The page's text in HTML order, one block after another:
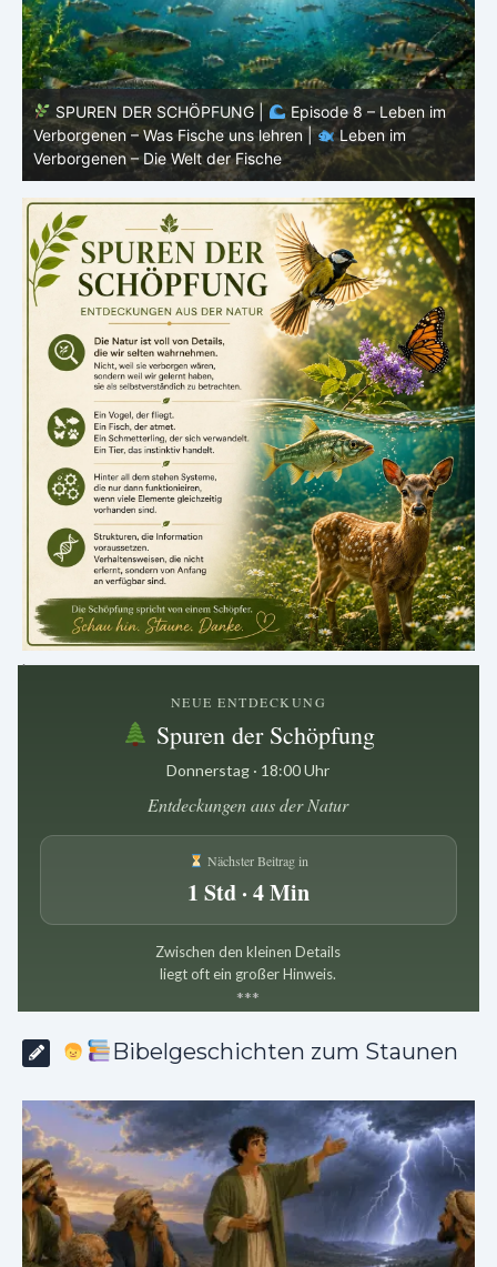
SPUREN DER SCHÖPFUNG |
Episode 8 – Leben im
Verborgenen – Was Fische uns lehren |
Leben im
Verborgenen – Die Welt der Fische
.
NEUE ENTDECKUNG
Spuren der Schöpfung
Donnerstag · 18:00 Uhr
Entdeckungen aus der Natur
Nächster Beitrag in
1 Std · 4 Min
Zwischen den kleinen Details
liegt oft ein großer Hinweis.
***
Bibelgeschichten zum Staunen